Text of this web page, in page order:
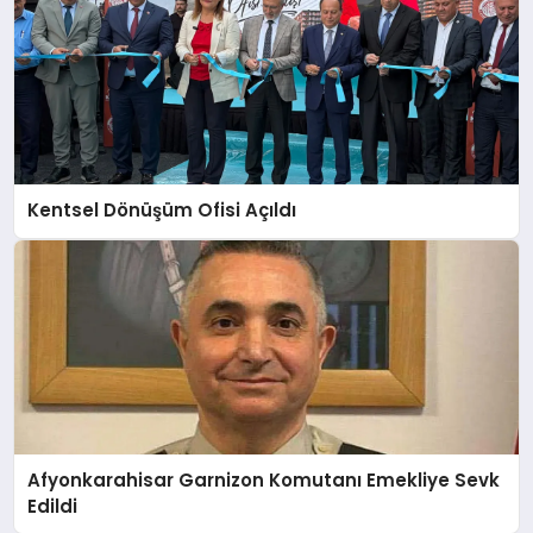
Kentsel Dönüşüm Ofisi Açıldı
Afyonkarahisar Garnizon Komutanı Emekliye Sevk
Edildi